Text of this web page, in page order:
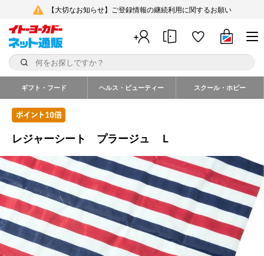
【大切なお知らせ】ご登録情報の継続利用に関するお願い
ギフト・フード ヘルス・ビューティー スクール・ホビー
レジャーシート プラージュ Ｌ